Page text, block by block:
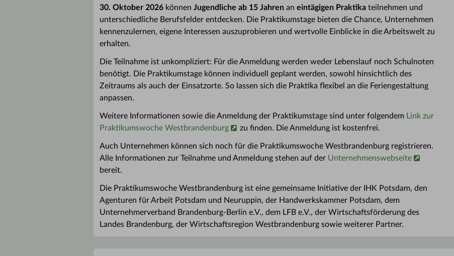
30. Oktober 2026 können Jugendliche ab 15 Jahren an eintägigen Praktika teilnehmen und
unterschiedliche Berufsfelder entdecken. Die Praktikumstage bieten die Chance, Unternehmen
kennenzulernen, eigene Interessen auszuprobieren und wertvolle Einblicke in die Arbeitswelt zu
erhalten.
Die Teilnahme ist unkompliziert: Für die Anmeldung werden weder Lebenslauf noch Schulnoten
benötigt. Die Praktikumstage können individuell geplant werden, sowohl hinsichtlich des
Zeitraums als auch der Einsatzorte. So lassen sich die Praktika flexibel an die Feriengestaltung
anpassen.
Weitere Informationen sowie die Anmeldung der Praktikumstage sind unter folgendem Link zur
Praktikumswoche Westbrandenburg
zu finden. Die Anmeldung ist kostenfrei.
Auch Unternehmen können sich noch für die Praktikumswoche Westbrandenburg registrieren.
Alle Informationen zur Teilnahme und Anmeldung stehen auf der Unternehmenswebseite
bereit.
Die Praktikumswoche Westbrandenburg ist eine gemeinsame Initiative der IHK Potsdam, den
Agenturen für Arbeit Potsdam und Neuruppin, der Handwerkskammer Potsdam, dem
Unternehmerverband Brandenburg-Berlin e.V., dem LFB e.V., der Wirtschaftsförderung des
Landes Brandenburg, der Wirtschaftsregion Westbrandenburg sowie weiterer Partner.